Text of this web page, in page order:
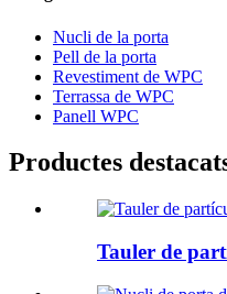
Nucli de la porta
Pell de la porta
Revestiment de WPC
Terrassa de WPC
Panell WPC
Productes
Tauler de